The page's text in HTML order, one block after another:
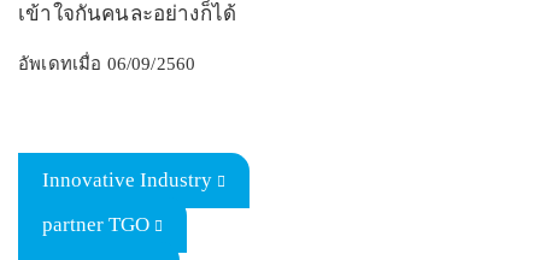
เข้าใจกันคนละอย่างก็ได้
อัพเดทเมื่อ 06/09/2560
Innovative Industry
partner TGO